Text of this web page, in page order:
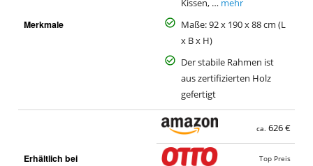
Merkmale
Kissen, … mehr
Maße: 92 x 190 x 88 cm (L
x B x H)
Der stabile Rahmen ist
aus zertifizierten Holz
gefertigt
Erhältlich bei
ca. 626 €
Top Preis